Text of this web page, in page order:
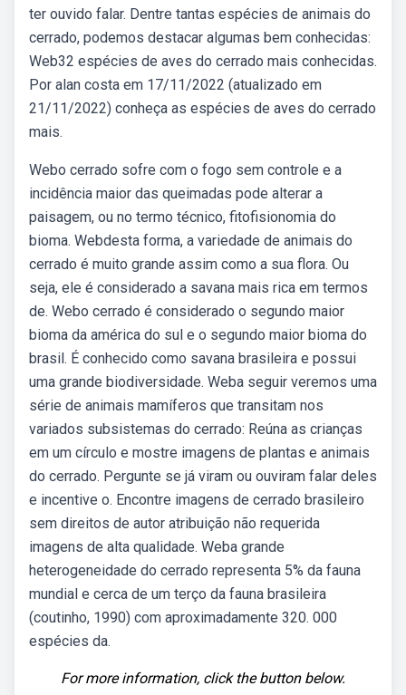
ter ouvido falar. Dentre tantas espécies de animais do
cerrado, podemos destacar algumas bem conhecidas:
Web32 espécies de aves do cerrado mais conhecidas.
Por alan costa em 17/11/2022 (atualizado em
21/11/2022) conheça as espécies de aves do cerrado
mais.
Webo cerrado sofre com o fogo sem controle e a
incidência maior das queimadas pode alterar a
paisagem, ou no termo técnico, fitofisionomia do
bioma. Webdesta forma, a variedade de animais do
cerrado é muito grande assim como a sua flora. Ou
seja, ele é considerado a savana mais rica em termos
de. Webo cerrado é considerado o segundo maior
bioma da américa do sul e o segundo maior bioma do
brasil. É conhecido como savana brasileira e possui
uma grande biodiversidade. Weba seguir veremos uma
série de animais mamíferos que transitam nos
variados subsistemas do cerrado: Reúna as crianças
em um círculo e mostre imagens de plantas e animais
do cerrado. Pergunte se já viram ou ouviram falar deles
e incentive o. Encontre imagens de cerrado brasileiro
sem direitos de autor atribuição não requerida
imagens de alta qualidade. Weba grande
heterogeneidade do cerrado representa 5% da fauna
mundial e cerca de um terço da fauna brasileira
(coutinho, 1990) com aproximadamente 320. 000
espécies da.
For more information, click the button below.